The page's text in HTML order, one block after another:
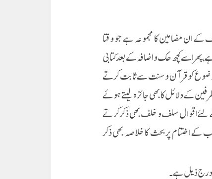
کے ان مضامین کا مجموعہ ہے جو وقتا
پھر اسےکچھ حک و اضافہ کے بعد کتابی
موضوع کو قرآن و سنت سے ثابت کرتے
کے دلائل کا بھی جائزہ لیتے ہوئے
اقوال سلف و خلف بھی ذکر کرتے
کے اختتام پربحث کا خلاصہ بھی ذکر